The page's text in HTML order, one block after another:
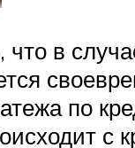
что в
по
с